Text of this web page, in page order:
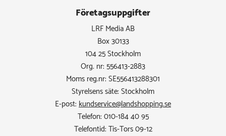
Företagsuppgifter
LRF Media AB
Box 30133
104 25 Stockholm
Org. nr: 556413-2883
Moms reg.nr: SE556413288301
Styrelsens säte: Stockholm
E-post: kundservice@landshopping.se
Telefon: 010-184 40 95
Telefontid: Tis-Tors 09-12